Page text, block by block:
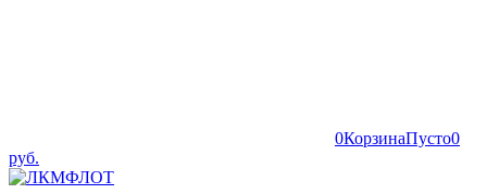
0КорзинаПусто0
руб.